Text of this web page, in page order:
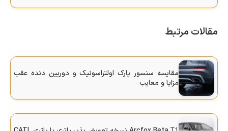
مقالات مرتبط
مقایسه سنسور پارک اولتراسونیک و دوربین دنده عقب
مزایا و معایب